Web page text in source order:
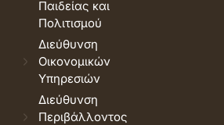
Παιδείας και
Πολιτισμού
Διεύθυνση
Οικονομικών
Υπηρεσιών
Διεύθυνση
Περιβάλλοντος